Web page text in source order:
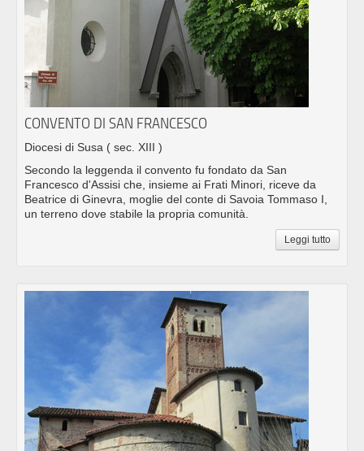
CONVENTO DI SAN FRANCESCO
Diocesi di Susa ( sec. XIII )
Secondo la leggenda il convento fu fondato da San
Francesco d'Assisi che, insieme ai Frati Minori, riceve da
Beatrice di Ginevra, moglie del conte di Savoia Tommaso I,
un terreno dove stabile la propria comunità.
Leggi tutto